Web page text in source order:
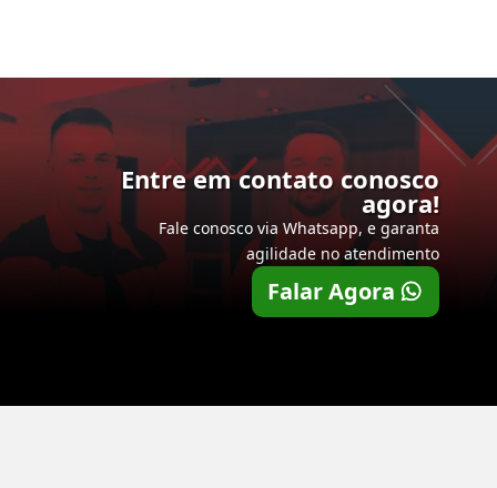
Entre em contato conosco
agora!
Fale conosco via Whatsapp, e garanta
agilidade no atendimento
Falar Agora